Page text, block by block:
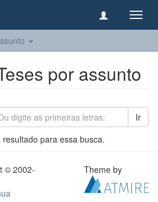
por assunto
Ir
para essa busca.
© 2002-
Theme by